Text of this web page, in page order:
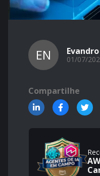
EN 01/07/
Compartilhe